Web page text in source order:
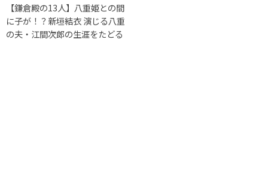
【鎌倉殿の13人】八重姫との間
に子が！？新垣結衣 演じる八重
の夫・江間次郎の生涯をたどる